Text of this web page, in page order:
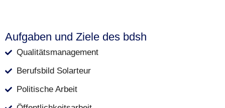
Aufgaben und Ziele des bdsh
Qualitätsmanagement
Berufsbild Solarteur
Politische Arbeit